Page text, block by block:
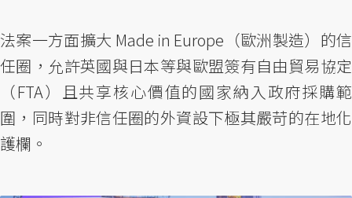
法案一方面擴大 Made in Europe（歐洲製造）的信
任圈，允許英國與日本等與歐盟簽有自由貿易協定
（FTA）且共享核心價值的國家納入政府採購範
圍，同時對非信任圈的外資設下極其嚴苛的在地化
護欄。